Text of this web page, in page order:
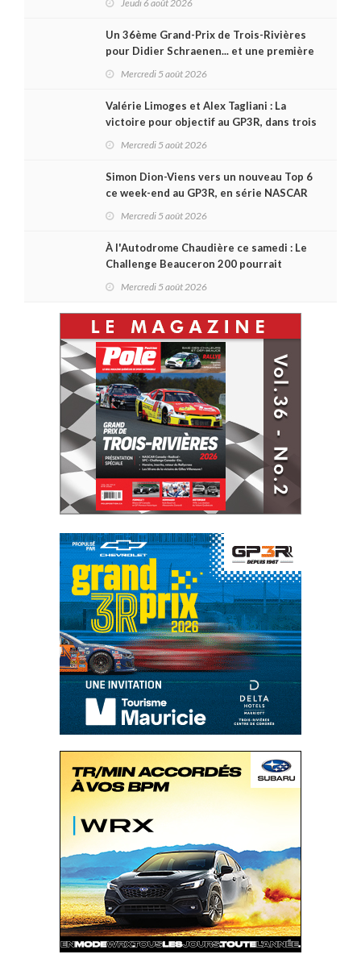
Jeudi 6 août 2026
Un 36ème Grand-Prix de Trois-Rivières
pour Didier Schraenen... et une première
Mercredi 5 août 2026
Valérie Limoges et Alex Tagliani : La
victoire pour objectif au GP3R, dans trois
Mercredi 5 août 2026
Simon Dion-Viens vers un nouveau Top 6
ce week-end au GP3R, en série NASCAR
Mercredi 5 août 2026
À l'Autodrome Chaudière ce samedi : Le
Challenge Beauceron 200 pourrait
Mercredi 5 août 2026